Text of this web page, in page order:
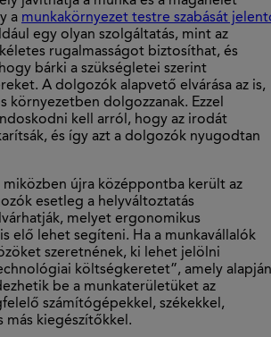
a munkakörnyezet testre szabását
egy olyan szolgáltatás, mint az
rugalmasságot biztosíthat, és
bárki a szükségletei szerint
A dolgozók alapvető elvárása az is,
környezetben dolgozzanak. Ezzel
kell arról, hogy az irodát
és így azt a dolgozók nyugodtan
miközben újra középpontba került az
esetleg a helyváltoztatás
melyet ergonomikus
elő lehet segíteni. Ha a munkavállalók
szeretnének, ki lehet jelölni
költségkeretet”, amely alapján
be a munkaterületüket az
számítógépekkel, székekkel,
más kiegészítőkkel.